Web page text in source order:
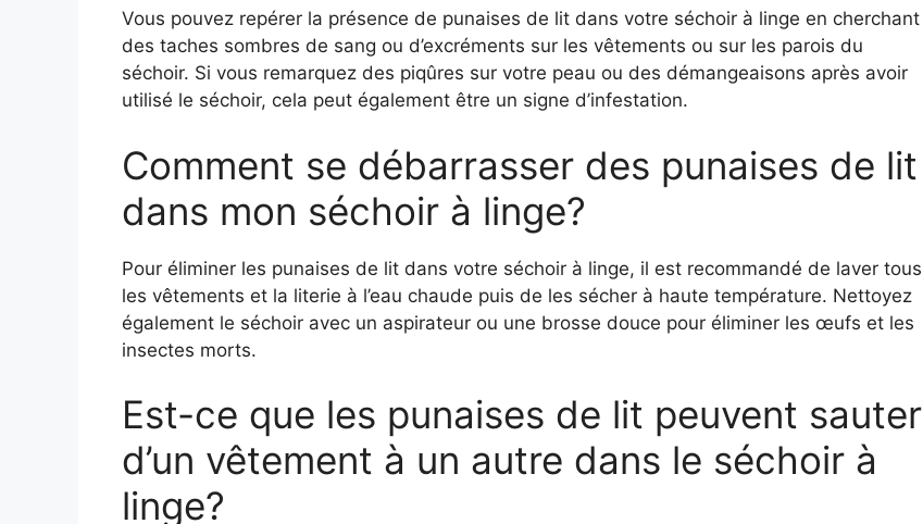
Vous pouvez repérer la présence de punaises de lit dans votre séchoir à linge en cherchant
des taches sombres de sang ou d’excréments sur les vêtements ou sur les parois du
séchoir. Si vous remarquez des piqûres sur votre peau ou des démangeaisons après avoir
utilisé le séchoir, cela peut également être un signe d’infestation.
Comment se débarrasser des punaises de lit
dans mon séchoir à linge?
Pour éliminer les punaises de lit dans votre séchoir à linge, il est recommandé de laver tous
les vêtements et la literie à l’eau chaude puis de les sécher à haute température. Nettoyez
également le séchoir avec un aspirateur ou une brosse douce pour éliminer les œufs et les
insectes morts.
Est-ce que les punaises de lit peuvent sauter
d’un vêtement à un autre dans le séchoir à
linge?